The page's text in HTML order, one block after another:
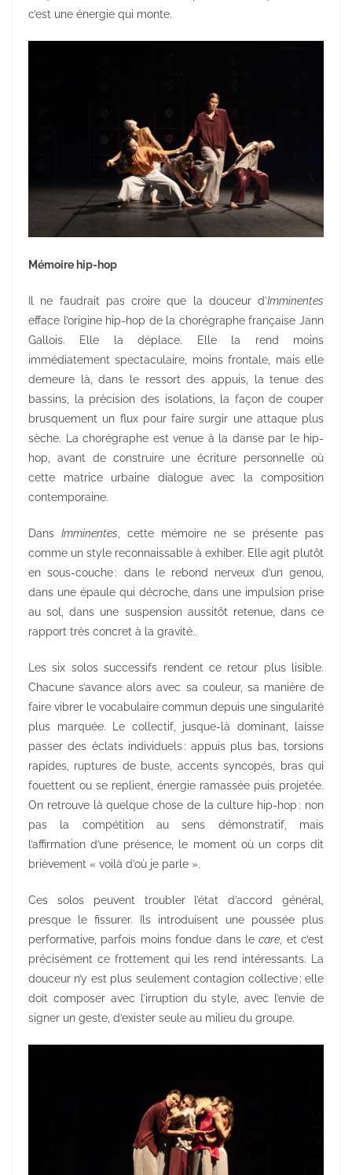
c’est une énergie qui monte.
Mémoire hip-hop
Il ne faudrait pas croire que la douceur d’Imminentes
efface l’origine hip-hop de la chorégraphe française Jann
Gallois. Elle la déplace. Elle la rend moins
immédiatement spectaculaire, moins frontale, mais elle
demeure là, dans le ressort des appuis, la tenue des
bassins, la précision des isolations, la façon de couper
brusquement un flux pour faire surgir une attaque plus
sèche. La chorégraphe est venue à la danse par le hip-
hop, avant de construire une écriture personnelle où
cette matrice urbaine dialogue avec la composition
contemporaine.
Dans Imminentes , cette mémoire ne se présente pas
comme un style reconnaissable à exhiber. Elle agit plutôt
en sous-couche : dans le rebond nerveux d’un genou,
dans une épaule qui décroche, dans une impulsion prise
au sol, dans une suspension aussitôt retenue, dans ce
rapport très concret à la gravité..
Les six solos successifs rendent ce retour plus lisible.
Chacune s’avance alors avec sa couleur, sa manière de
faire vibrer le vocabulaire commun depuis une singularité
plus marquée. Le collectif, jusque-là dominant, laisse
passer des éclats individuels : appuis plus bas, torsions
rapides, ruptures de buste, accents syncopés, bras qui
fouettent ou se replient, énergie ramassée puis projetée.
On retrouve là quelque chose de la culture hip-hop : non
pas la compétition au sens démonstratif, mais
l’affirmation d’une présence, le moment où un corps dit
brièvement « voilà d’où je parle ».
Ces solos peuvent troubler l’état d’accord général,
presque le fissurer. Ils introduisent une poussée plus
performative, parfois moins fondue dans lecare , et c’est
précisément ce frottement qui les rend intéressants. La
douceur n’y est plus seulement contagion collective ; elle
doit composer avec l’irruption du style, avec l’envie de
signer un geste, d’exister seule au milieu du groupe.